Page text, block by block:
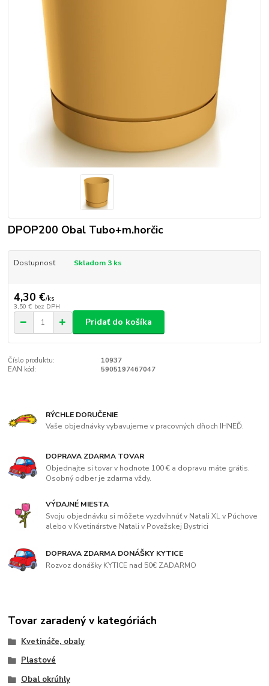
DPOP200 Obal Tubo+m.horčic
Dostupnosť Skladom 3 ks
4,30 €/ks
3,50 € bez DPH
Pridať do košíka
Číslo produktu:
10937
EAN kód:
5905197467047
RÝCHLE DORUČENIE
Vaše objednávky vybavujeme v pracovných dňoch IHNEĎ.
DOPRAVA ZDARMA TOVAR
Objednajte si tovar v hodnote 100 € a dopravu máte grátis.
Osobný odber je zdarma vždy.
VÝDAJNÉ MIESTA
Svoju objednávku si môžete vyzdvihnúť v Natali XL v Púchove
alebo v Kvetinárstve Natali v Považskej Bystrici
DOPRAVA ZDARMA DONÁŠKY KYTICE
Rozvoz donášky KYTICE nad 50€ ZADARMO
Tovar zaradený v kategóriách
Kvetináče, obaly
Plastové
Obal okrúhly